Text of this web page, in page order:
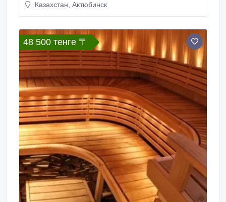
Казахстан, Актюбинск
48 500 тенге 〒